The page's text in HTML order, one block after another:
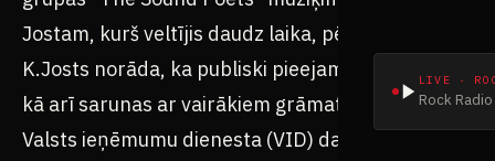
LIVE ·
Rock
Jostam, kurš veltījis daudz laika, pētot jautājumu.
K.Josts norāda, ka publiski pieejamā informācija,
kā arī sarunas ar vairākiem grāmatvežiem un
Valsts ieņēmumu dienesta (VID) darbiniekiem